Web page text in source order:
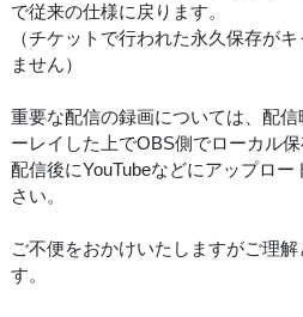
で従来の仕様に戻ります。
（チケットで行われた永久保存が
ません）
重要な配信の録画については、配
ーレイした上でOBS側でローカル保
配信後にYouTubeなどにアップロ
さい。
ご不便をおかけいたしますがご理
す。